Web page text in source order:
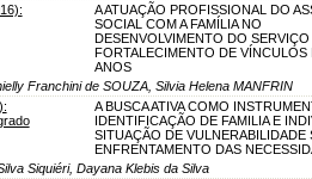
A ATUAÇÃO PROFISSIONAL DO
SOCIAL COM A FAMÍLIA NO
DESENVOLVIMENTO DO SERVIÇO
FORTALECIMENTO DE VÍNCULOS
ANOS
Franchini de SOUZA, Silvia Helena MANFRIN
A BUSCA ATIVA COMO
IDENTIFICAÇÃO DE FAMILIA E
SITUAÇÃO DE VULNERABILIDADE
ENFRENTAMENTO DAS
Siquiéri, Dayana Klebis da Silva